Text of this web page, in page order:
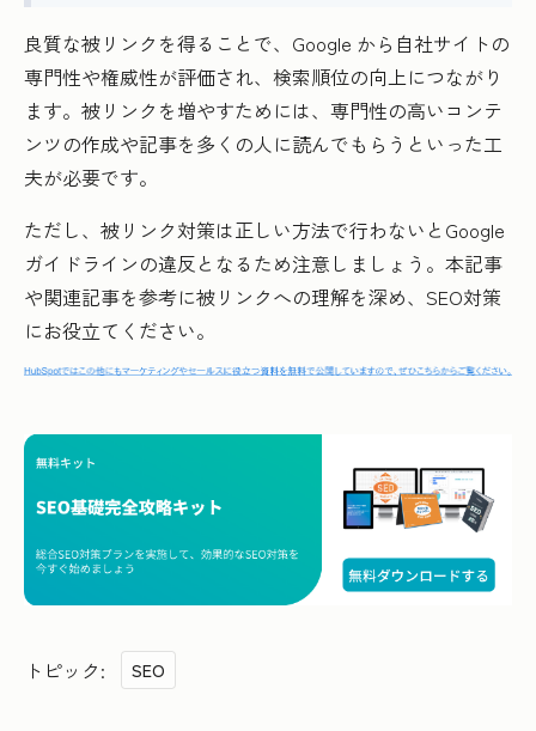
良質な被リンクを得ることで、Google から自社サイトの
専門性や権威性が評価され、検索順位の向上につながり
ます。被リンクを増やすためには、専門性の高いコンテ
ンツの作成や記事を多くの人に読んでもらうといった工
夫が必要です。
ただし、被リンク対策は正しい方法で行わないとGoogle
ガイドラインの違反となるため注意しましょう。本記事
や関連記事を参考に被リンクへの理解を深め、SEO対策
にお役立てください。
トピック: SEO